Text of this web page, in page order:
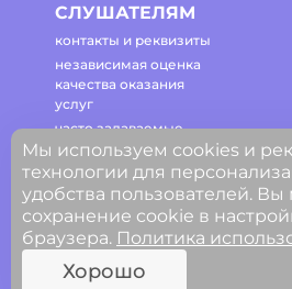
СЛУШАТЕЛЯМ
контакты и реквизиты
независимая оценка
качества оказания
услуг
часто задаваемые
вопросы
регламент работы
сайта
© ГАОУ ДПО
«Институт
Мы используем cookies и
технологии для
удобства пользователей.
сохранение cookie в
браузера. Политика
Хорошо